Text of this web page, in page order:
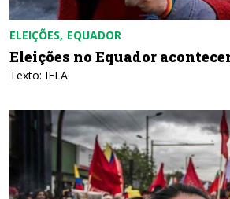
ELEIÇÕES EQUADOR
Eleições no Equador
Texto: IELA